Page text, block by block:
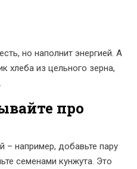
но наполнит энергией. А
хлеба из цельного зерна,
про
– например, добавьте пару
семенами кунжута. Это